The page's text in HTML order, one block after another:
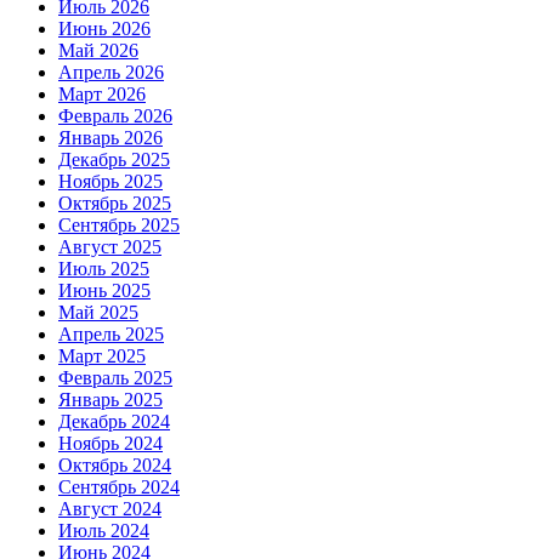
Июль 2026
Июнь 2026
Май 2026
Апрель 2026
Март 2026
Февраль 2026
Январь 2026
Декабрь 2025
Ноябрь 2025
Октябрь 2025
Сентябрь 2025
Август 2025
Июль 2025
Июнь 2025
Май 2025
Апрель 2025
Март 2025
Февраль 2025
Январь 2025
Декабрь 2024
Ноябрь 2024
Октябрь 2024
Сентябрь 2024
Август 2024
Июль 2024
Июнь 2024